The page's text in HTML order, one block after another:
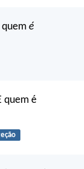
quem é
quem é